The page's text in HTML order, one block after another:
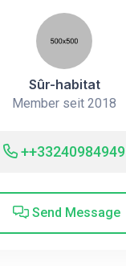
Sûr-habitat
Member seit 2018
++33240984949
Send Message